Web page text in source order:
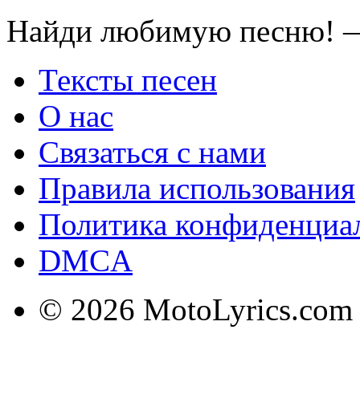
Найди любимую песню!
Тексты песен
О нас
Связаться с нами
Правила использования
Политика
DMCA
© 2026